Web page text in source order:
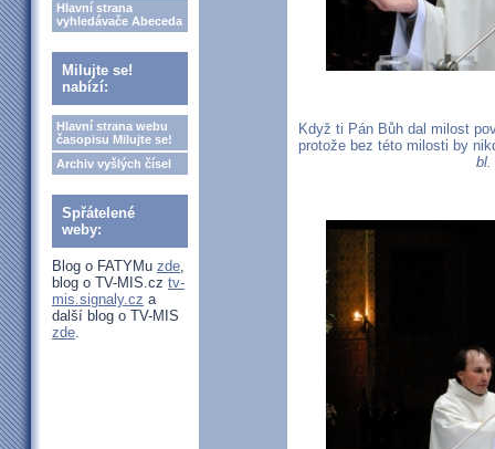
Hlavní strana
vyhledávače Abeceda
Milujte se!
nabízí:
Hlavní strana webu
časopisu Milujte se!
Archiv vyšlých čísel
Spřátelené
weby:
Blog o FATYMu zde,
blog o TV-MIS.cz tv-
mis.signaly.cz a
další blog o TV-MIS
zde.
Když ti Pán Bůh dal milost
protože bez této milosti by
bl.